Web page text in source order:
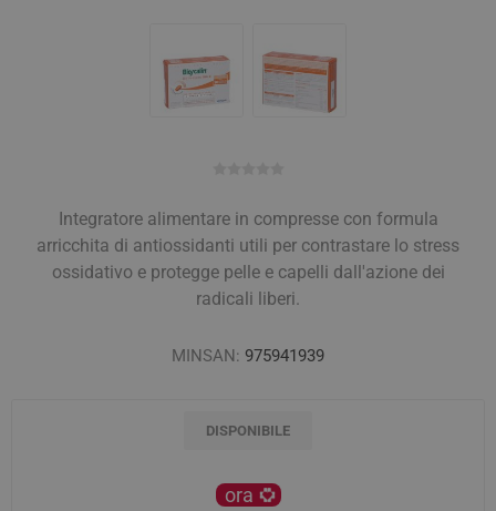
Integratore alimentare in compresse con formula
arricchita di antiossidanti utili per contrastare lo stress
ossidativo e protegge pelle e capelli dall'azione dei
radicali liberi.
MINSAN: 975941939
DISPONIBILE
ora